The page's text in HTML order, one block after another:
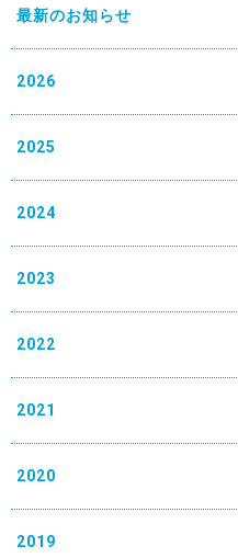
最新のお知らせ
2026
2025
2024
2023
2022
2021
2020
2019